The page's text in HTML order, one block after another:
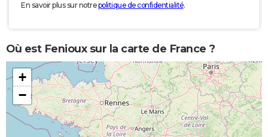
En savoir plus sur notrepolitique de confidentialité.
Où est Fenioux sur la carte de France ?
+
−